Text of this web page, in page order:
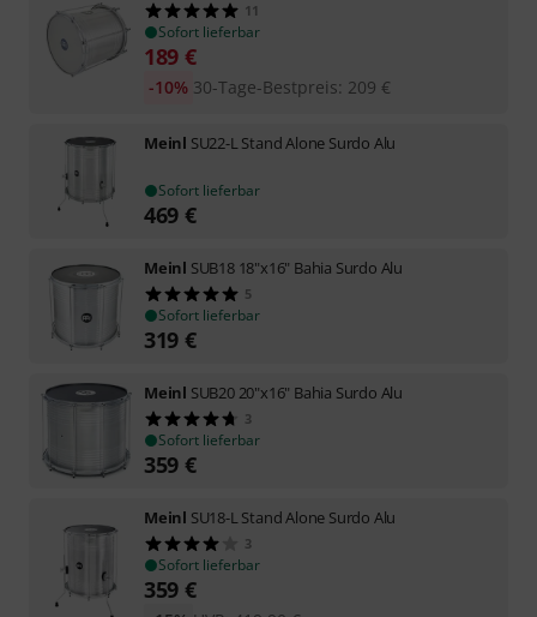
11
Sofort lieferbar
189 €
30-Tage-Bestpreis: 209 €
-10%
Meinl SU22-L Stand Alone Surdo Alu
Sofort lieferbar
469 €
Meinl SUB18 18"x16" Bahia Surdo Alu
5
Sofort lieferbar
319 €
Meinl SUB20 20"x16" Bahia Surdo Alu
3
Sofort lieferbar
359 €
Meinl SU18-L Stand Alone Surdo Alu
3
Sofort lieferbar
359 €